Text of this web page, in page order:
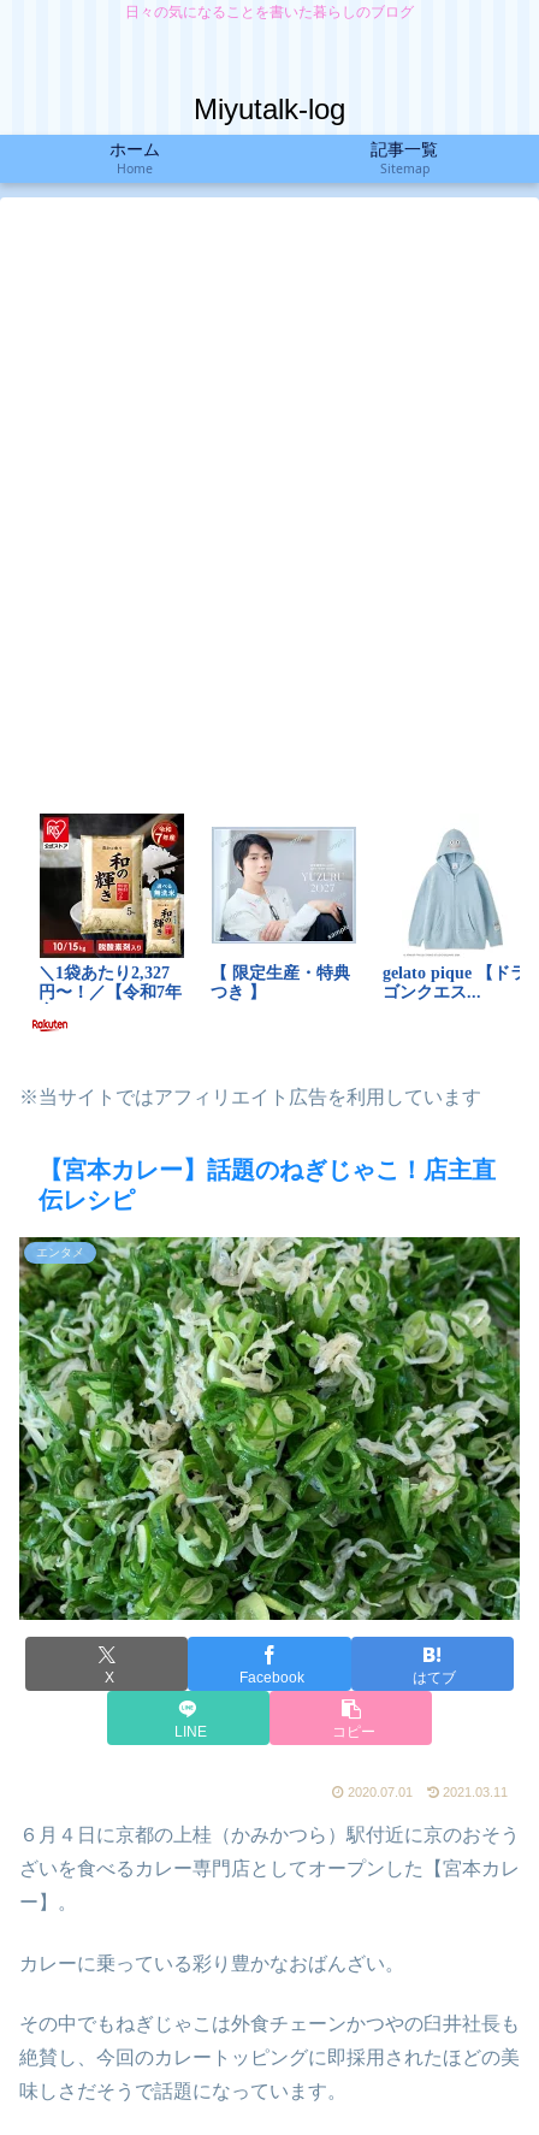
日々の気になることを書いた暮らしのブログ
Miyutalk-log
ホーム
Home
記事一覧
Sitemap
※当サイトではアフィリエイト広告を利用しています
【宮本カレー】話題のねぎじゃこ！店主直
伝レシピ
エンタメ
X Facebook はてブ
LINE コピー
2020.07.01 2021.03.11
６月４日に京都の上桂（かみかつら）駅付近に京のおそう
ざいを食べるカレー専門店としてオープンした【宮本カレ
ー】。
カレーに乗っている彩り豊かなおばんざい。
その中でもねぎじゃこは外食チェーンかつやの臼井社長も
絶賛し、今回のカレートッピングに即採用されたほどの美
味しさだそうで話題になっています。